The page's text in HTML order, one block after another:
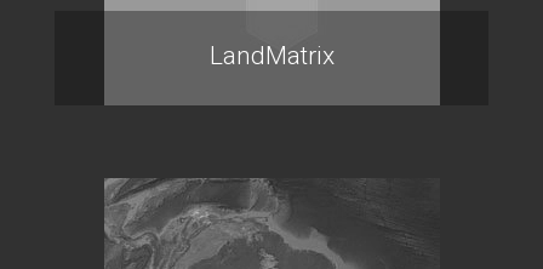
LandMatrix